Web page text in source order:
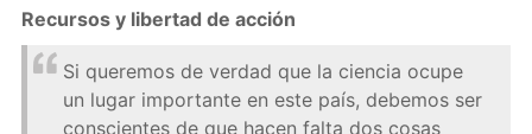
Recursos y libertad de acción
Si queremos de verdad que la ciencia ocupe
un lugar importante en este país, debemos ser
conscientes de que hacen falta dos cosas